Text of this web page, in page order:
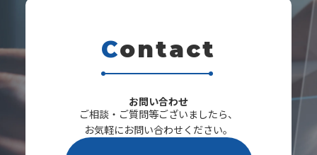
Contact
お問い合わせ
ご相談・ご質問等ございましたら、
お気軽にお問い合わせください。